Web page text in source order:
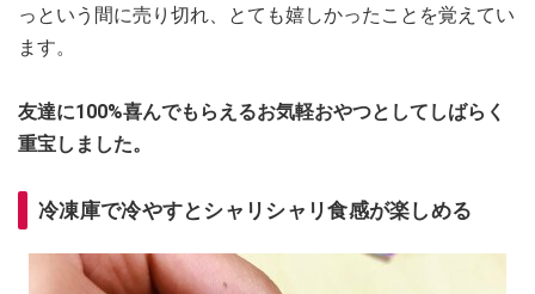
っという間に売り切れ、とても嬉しかったことを覚えてい
ます。
友達に100%喜んでもらえるお気軽おやつとしてしばらく
重宝しました。
冷凍庫で冷やすとシャリシャリ食感が楽しめる